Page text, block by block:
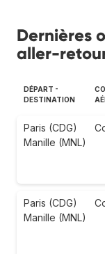
Dernières
aller-
DÉPART -
DESTINATION
Paris (CDG)
Manille (MNL)
Paris (CDG)
Manille (MNL)